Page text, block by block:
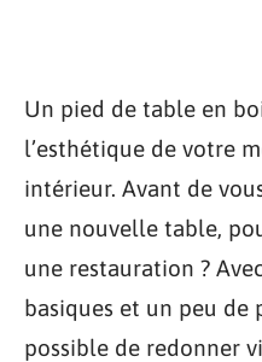
Un pied de table en
l’esthétique de votre
intérieur. Avant de
une nouvelle table,
une restauration ?
basiques et un peu
possible de redonner